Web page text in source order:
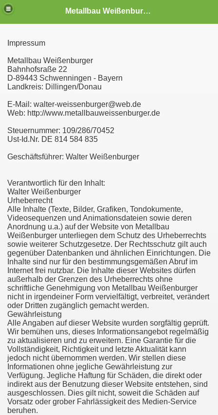
Metallbau Weißenburger < Edelstahl & Kunstschmiede>
Impressum
Metallbau Weißenburger
Bahnhofsraße 22
D-89443 Schwenningen - Bayern
Landkreis: Dillingen/Donau
E-Mail: walter-weissenburger@web.de
Web: http://www.metallbauweissenburger.de
Steuernummer: 109/286/70452
Ust-Id.Nr. DE 814 584 835
Geschäftsführer: Walter Weißenburger
Verantwortlich für den Inhalt:
Walter Weißenburger
Urheberrecht
Alle Inhalte (Texte, Bilder, Grafiken, Tondokumente,
Videosequenzen und Animationsdateien sowie deren
Anordnung u.a.) auf der Website von Metallbau
Weißenburger unterliegen dem Schutz des Urheberrechts
sowie weiterer Schutzgesetze. Der Rechtsschutz gilt auch
gegenüber Datenbanken und ähnlichen Einrichtungen. Die
Inhalte sind nur für den bestimmungsgemäßen Abruf im
Internet frei nutzbar. Die Inhalte dieser Websites dürfen
außerhalb der Grenzen des Urheberrechts ohne
schriftliche Genehmigung von Metallbau Weißenburger
nicht in irgendeiner Form vervielfältigt, verbreitet, verändert
oder Dritten zugänglich gemacht werden.
Gewährleistung
Alle Angaben auf dieser Website wurden sorgfältig geprüft.
Wir bemühen uns, dieses Informationsangebot regelmäßig
zu aktualisieren und zu erweitern. Eine Garantie für die
Vollständigkeit, Richtigkeit und letzte Aktualität kann
jedoch nicht übernommen werden. Wir stellen diese
Informationen ohne jegliche Gewährleistung zur
Verfügung. Jegliche Haftung für Schäden, die direkt oder
indirekt aus der Benutzung dieser Website entstehen, sind
ausgeschlossen. Dies gilt nicht, soweit die Schäden auf
Vorsatz oder grober Fahrlässigkeit des Medien-Service
beruhen.